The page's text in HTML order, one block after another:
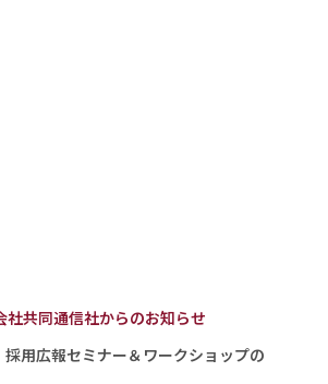
社共同通信社からのお知らせ
用広報セミナー＆ワークショップの